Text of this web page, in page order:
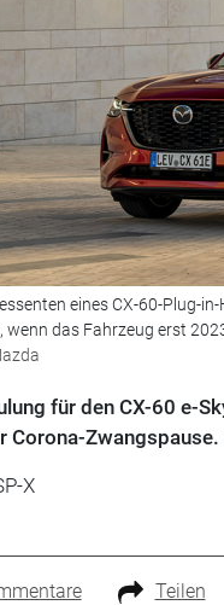
eines CX-60-Plug-
wenn das Fahrzeug erst
für den CX-60 e-
Corona-
X
Teilen